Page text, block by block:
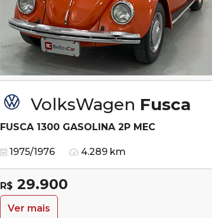
VolksWagen Fusca
FUSCA 1300 GASOLINA 2P MEC
1975/1976 4.289 km
R$ 29.900
Ver mais